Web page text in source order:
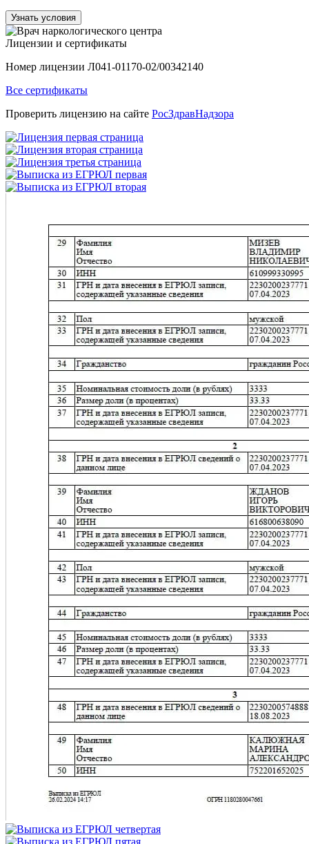
Узнать условия
Лицензии и сертификаты
Номер лицензии Л041-01170-02/00342140
Все сертификаты
Проверить лицензию на сайте РосЗдравНадзора